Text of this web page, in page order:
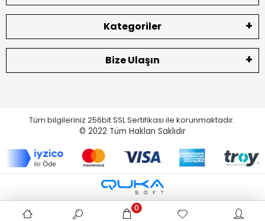
Kategoriler
Bize Ulaşın
Tüm bilgileriniz 256bit SSL Sertifikası ile korunmaktadır.
© 2022 Tüm Hakları Saklıdır
0